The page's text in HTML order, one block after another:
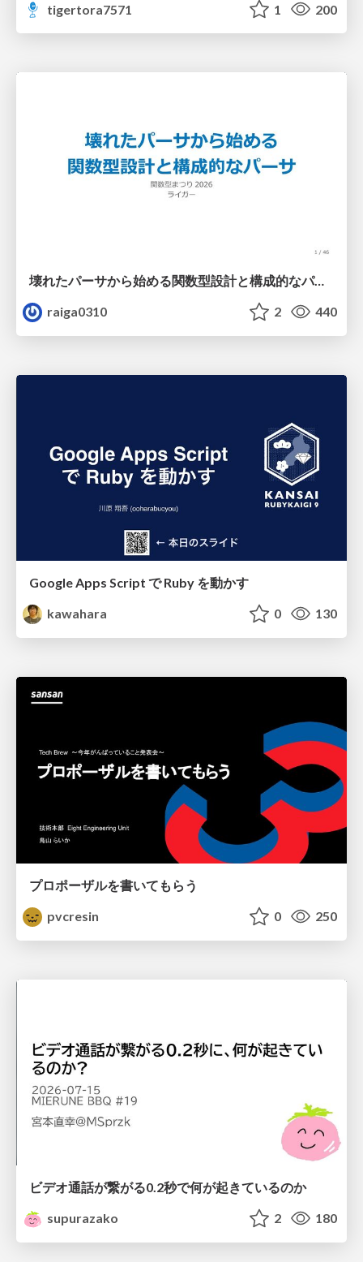
tigertora7571
1 200
壊れたパーサから始める関数型設計と構成的なパーサ #fp_matsuri
raiga0310
2 440
Google Apps Script で Ruby を動かす
kawahara
0 130
プロポーザルを書いてもらう
pvcresin
0 250
ビデオ通話が繋がる0.2秒で何が起きているのか
supurazako
2 180